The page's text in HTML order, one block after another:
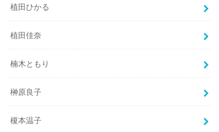
植田ひかる
植田佳奈
楠木ともり
榊原良子
榎本温子